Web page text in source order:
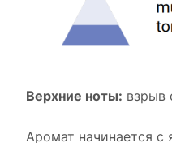
Верхние ноты: взрыв
Аромат начинается с